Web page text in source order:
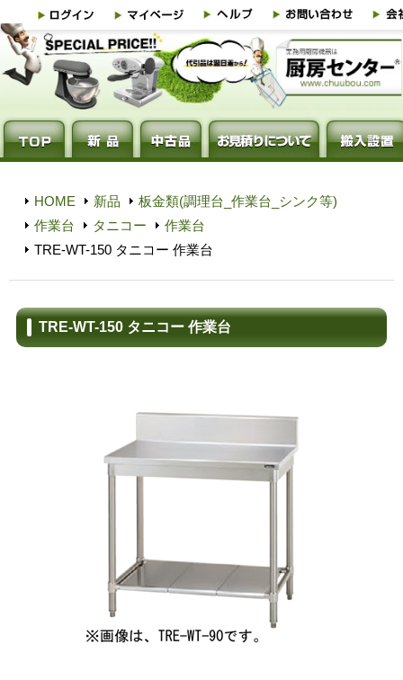
HOME 新品
板金類(調理台_作業台_シンク等)
作業台
タニコー
作業台
TRE-WT-150 タニコー 作業台
TRE-WT-150 タニコー 作業台